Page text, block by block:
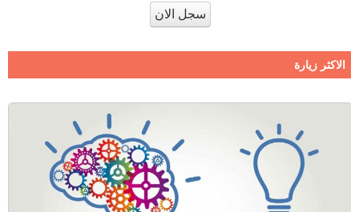
سجل الان
الاكثر زيارة